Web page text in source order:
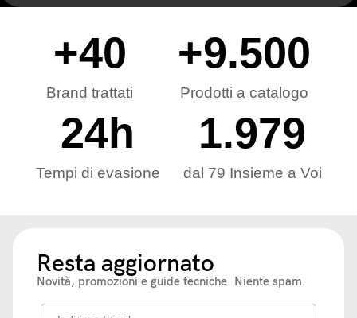
Brand trattati
+40
Prodotti a catalogo
+9.500
Tempi di evasione
24h
dal 79 Insieme a Voi
1.979
Resta aggiornato
Novità, promozioni e guide tecniche. Niente spam.